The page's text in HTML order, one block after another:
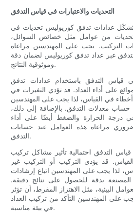
التحديات والاعتبارات في قياس التدفق
عدادات تدفق كوريوليس تحديات في
من عوامل مثل خصائص السوائل،
التركيب. يجب على المهندسين مراعاة
عبر عداد تدفق كوريوليس لضمان دقة
وموثوقية النتائج.
قياس التدفق باستخدام عدادات تدفق
على أداء العداد. قد تؤدي التغيرات في
أخطاء في القياس، لذا يجب على المهندسين
حساب معدلات التدفق. بالإضافة إلى ذلك،
درجة الحرارة والضغط أيضًا على أداء
مراعاة هذه العوامل عند حسابات
التدفق.
التدفق احتمالية تأثير مشاكل تركيب
قد يؤدي التركيب أو التركيب غير
لذا يجب على المهندسين اتباع إرشادات
المصنعة بدقة للحصول على نتائج دقيقة.
البيئية، مثل الاهتزاز المفرط، أن تؤثر
على المهندسين التأكد من تركيب العداد
في بيئة مناسبة.